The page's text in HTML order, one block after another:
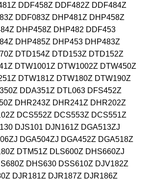
DDF458Z DDF482Z DDF484Z
DDF083Z DHP481Z DHP458Z
DHP458Z DHP482 DDF453
DHP485Z DHP453 DHP483Z
DTD154Z DTD153Z DTD152Z
DTW1001Z DTW1002Z DTW450Z
DTW181Z DTW180Z DTW190Z
DDA351Z DTL063 DFS452Z
DHR243Z DHR241Z DHR202Z
DCS552Z DCS553Z DCS551Z
DJS101 DJN161Z DGA513ZJ
DGA504ZJ DGA452Z DGA518Z
DTM51Z DLS600Z DHS660ZJ
DHS630 DSS610Z DJV182Z
DJR181Z DJR187Z DJR186Z